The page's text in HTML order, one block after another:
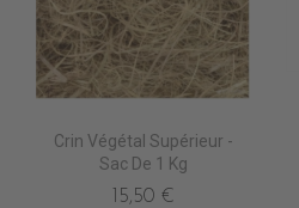
Crin Végétal Supérieur -
Sac De 1 Kg
15,50 €